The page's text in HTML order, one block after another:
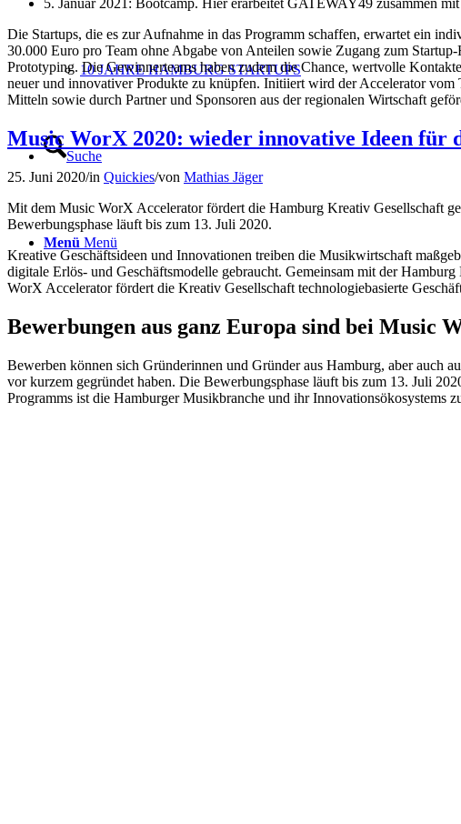
10 JAHRE HAMBURG STARTUPS
Suche
Menü Menü
5. Januar 2021: Bootcamp. Hier erarbeitet GATEWAY49 zusammen
Die Startups, die es zur Aufnahme in das Programm schaffen, erwartet ein
30.000 Euro pro Team ohne Abgabe von Anteilen sowie Zugang zum
Prototyping. Die Gewinnerteams haben zudem die Chance, wertvolle
neuer und innovativer Produkte zu knüpfen. Initiiert wird der Accelerator
Mitteln sowie durch Partner und Sponsoren aus der regionalen Wirtschaft
Music WorX 2020: wieder innovative Ideen für
25. Juni 2020/in Quickies/von Mathias Jäger
Mit dem Music WorX Accelerator fördert die Hamburg Kreativ Gesellschaft
Bewerbungsphase läuft bis zum 13. Juli 2020.
Kreative Geschäftsideen und Innovationen treiben die Musikwirtschaft
digitale Erlös- und Geschäftsmodelle gebraucht. Gemeinsam mit der
WorX Accelerator fördert die Kreativ Gesellschaft technologiebasierte
Bewerbungen aus ganz Europa sind bei Music
Bewerben können sich Gründerinnen und Gründer aus Hamburg, aber auch
vor kurzem gegründet haben. Die Bewerbungsphase läuft bis zum 13. Juli
Programms ist die Hamburger Musikbranche und ihr Innovationsökosystems